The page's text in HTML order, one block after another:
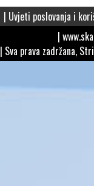
| Uvjeti poslovanja i
|
| Sva prava zadržana,